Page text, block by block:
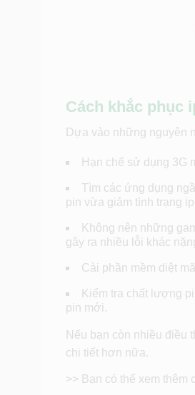
Cách khắc phục
Dựa vào những nguyên
Hạn chế sử dụng 3G
Tìm các ứng dụng
pin vừa giảm tình trạng
Không nên những
gây ra nhiều lỗi khác
Cài phần mềm diệt
Kiểm tra chất lượng
pin mới.
Nếu bạn còn nhiều điều
chi tiết hơn nữa.
>> Bạn có thể xem thêm